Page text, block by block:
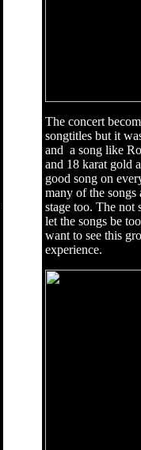
The concert
songtitles but it
and a song like
and 18 karat gold
good song on
many of the songs
stage too. The not
let the songs be
want to see this
experience.